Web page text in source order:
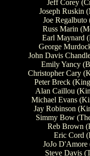
Jeff Corey
Joseph Ruskin
Joe Regalbuto
Russ Marin
Earl Maynard
George
John Davis
Emily Yancy
Christopher Cary
Peter Breck
Alan Caillou
Michael Evans
Jay Robinson
Simmy Bow
Reb Brown
Eric Cord
JoJo
Steve Davis